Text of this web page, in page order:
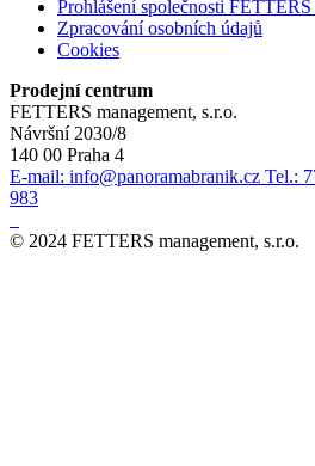
Prohlášení společnosti FETTERS
Zpracování osobních údajů
Cookies
Prodejní centrum
FETTERS management, s.r.o.
Návršní 2030/8
140 00 Praha 4
E-mail: info@panoramabranik.cz Tel.:
983
© 2024 FETTERS management, s.r.o.